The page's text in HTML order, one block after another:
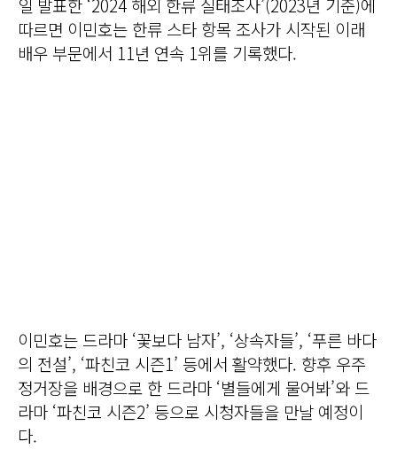
일 발표한 ‘2024 해외 한류 실태조사’(2023년 기준)에
따르면 이민호는 한류 스타 항목 조사가 시작된 이래
배우 부문에서 11년 연속 1위를 기록했다.
이민호는 드라마 ‘꽃보다 남자’, ‘상속자들’, ‘푸른 바다
의 전설’, ‘파친코 시즌1’ 등에서 활약했다. 향후 우주
정거장을 배경으로 한 드라마 ‘별들에게 물어봐’와 드
라마 ‘파친코 시즌2’ 등으로 시청자들을 만날 예정이
다.